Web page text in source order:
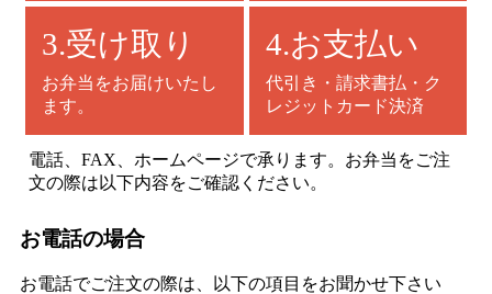
SNS
ン
ト
ロ
3.受け取り
お弁当をお届けいたし
ます。
4.お支払い
代引き・請求書払・ク
レジットカード決済
電話、FAX、ホームページで承ります。お弁当をご注
文の際は以下内容をご確認ください。
お電話の場合
お電話でご注文の際は、以下の項目をお聞かせ下さい